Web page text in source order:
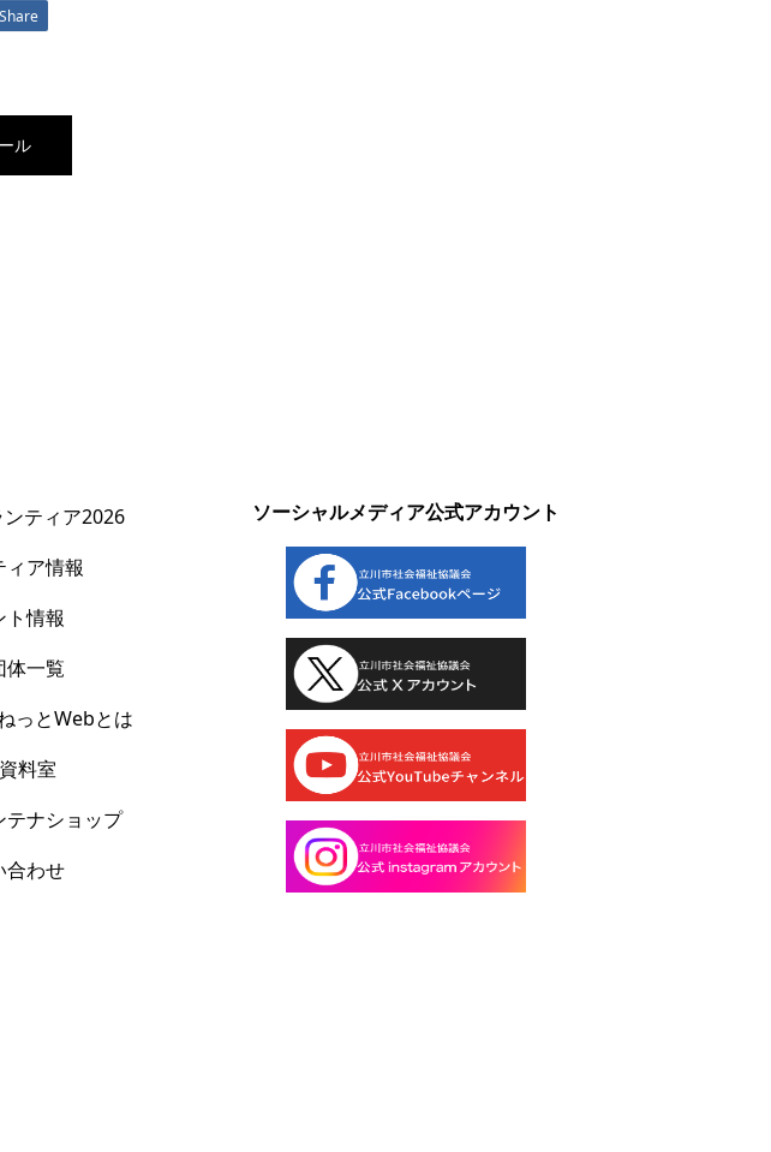
Share
ル
ティア2026
ィア情報
ト情報
体一覧
っとWebとは
料室
テナショップ
合わせ
ソーシャルメディア公式アカウント